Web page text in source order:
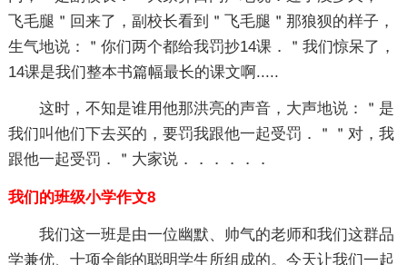
飞毛腿＂回来了，副校长看到＂飞毛腿＂那狼狈的样子，
生气地说：＂你们两个都给我罚抄14课．＂我们惊呆了，
14课是我们整本书篇幅最长的课文啊.....
这时，不知是谁用他那洪亮的声音，大声地说：＂是
我们叫他们下去买的，要罚我跟他一起受罚．＂＂对，我
跟他一起受罚．＂大家说．．．．．．
我们的班级小学作文8
我们这一班是由一位幽默、帅气的老师和我们这群品
学兼优、十项全能的聪明学生所组成的。今天让我们一起